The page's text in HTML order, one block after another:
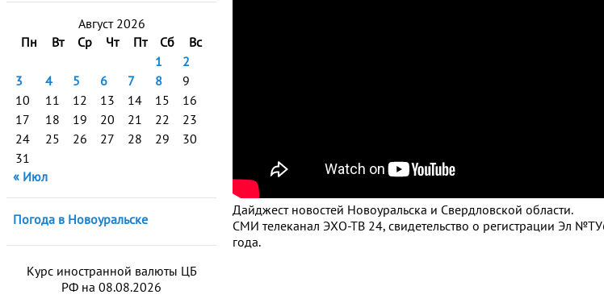
Август 2026
Пн
Вт Ср Чт Пт Сб
Вс
1
2
3
4 5 6 7 8
9
10
11 12 13 14 15
16
17
18 19 20 21 22
23
24
25 26 27 28 29
30
31
« Июл
Погода в Новоуральске
Курс иностранной валюты ЦБ
РФ на 08.08.2026
Дайджест новостей Новоуральска и Свердловской области.
СМИ телеканал ЭХО-ТВ 24, свидетельство о регистрации Эл
года.